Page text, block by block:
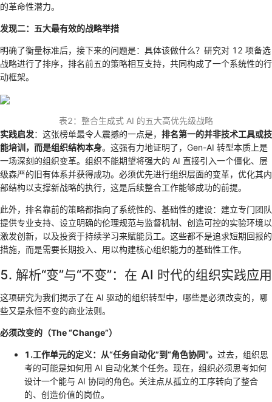
的革命性潜力。
发现二：五大最有效的战略举措
明确了衡量标准后，接下来的问题是：具体该做什么？研究对 12 项备选
战略进行了排序，排名前五的策略相互支持，共同构成了一个系统性的行
动框架。
表2：整合生成式 AI 的五大高优先级战略
实践启发：这张榜单最令人震撼的一点是， 排名第一的并非技术工具或技
能培训，而是组织结构本身。这强有力地证明了，Gen-AI 转型本质上是
一场深刻的组织变革。组织不能期望将强大的 AI 直接引入一个僵化、层
级森严的旧有体系并获得成功。必须优先进行组织层面的变革，优化其内
部结构以支撑新战略的执行，这是后续整合工作能够成功的前提。
此外，排名靠前的策略都指向了系统性的、基础性的建设：建立专门团队
提供专业支持、设立明确的伦理规范与监督机制、创造可控的实验环境以
激发创新，以及投资于持续学习来赋能员工。这些都不是追求短期回报的
措施，而是需要长期投入、用以构建核心组织能力的基础性工作。
5. 解析“变”与“不变”：在 AI 时代的组织实践应用
这项研究为我们揭示了在 AI 驱动的组织转型中，哪些是必须改变的，哪
些又是永恒不变的商业法则。
必须改变的（The “Change”）
1.工作单元的定义：从“任务自动化”到“角色协同”。 过去，组织思
考的可能是如何用 AI 自动化某个任务。现在，组织必须思考如何
设计一个能与 AI 协同的角色。关注点从孤立的工序转向了整合
的、创造价值的岗位。